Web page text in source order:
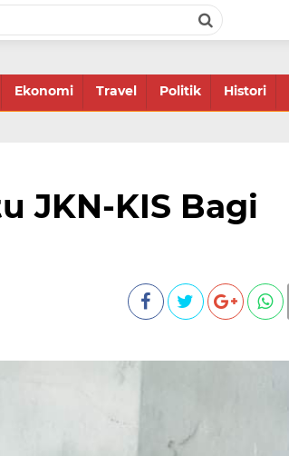
Ekonomi Travel Politik Histori
JKN-KIS Bagi